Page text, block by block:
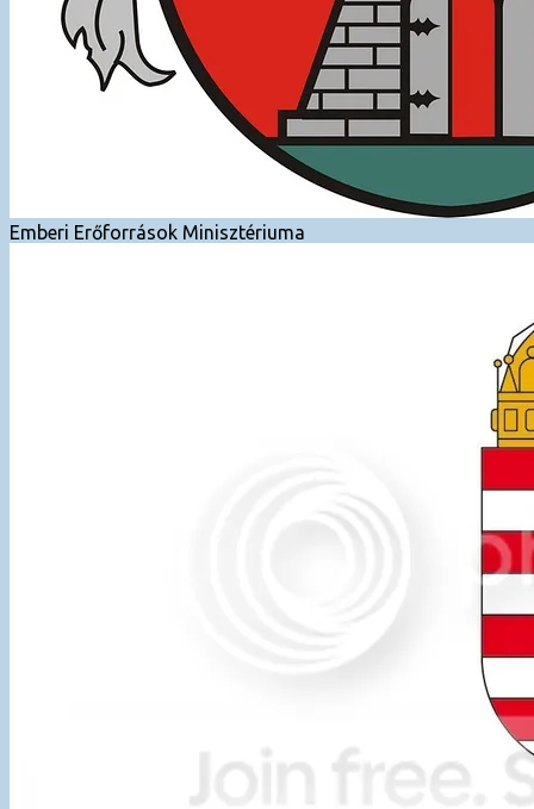
Emberi Erőforrások Minisztériuma